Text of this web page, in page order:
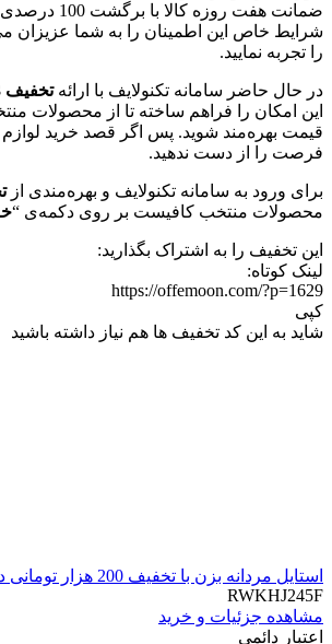
ضمانت هفت روزه
شرایط خاص این اطمینان را به شما عزیزان
را تجربه نمایید.
در حال حاضر سامانه تکنولایف با ارائهتخفیف 23 درصدی
این امکان را فراهم ساخته تا از محصولات
قیمت بهره‌مند شوید. پس اگر قصد خرید لوازم
فرصت را از دست ندهید.
برای ورود به سامانه تکنولایف و بهره‌مندی از
محصولات منتخب کافیست بر روی دکمه‌ی “
این تخفیف را به اشتراک بگذارید:
لینک کوتاه:
https://offemoon.com/?p=1629
کپی
شاید به این کد تخفیف ها هم نیاز داشته باشید
استایل مردانه بزن با تخفیف 200 هزار تومانی دیجی استایل
RWKHJ245F
مشاهده جزئیات و خرید
اعتبار دائمی